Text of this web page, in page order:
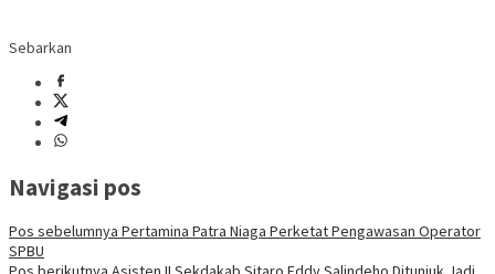
Sebarkan
Navigasi pos
Pos sebelumnya Pertamina Patra Niaga Perketat Pengawasan Operator
SPBU